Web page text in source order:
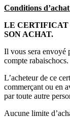
Conditions
LE CERTIFICAT
SON ACHAT.
Il vous sera envoyé
compte rabaischocs.
L’acheteur de ce
commerçant ou en
par toute autre
Aucune limite